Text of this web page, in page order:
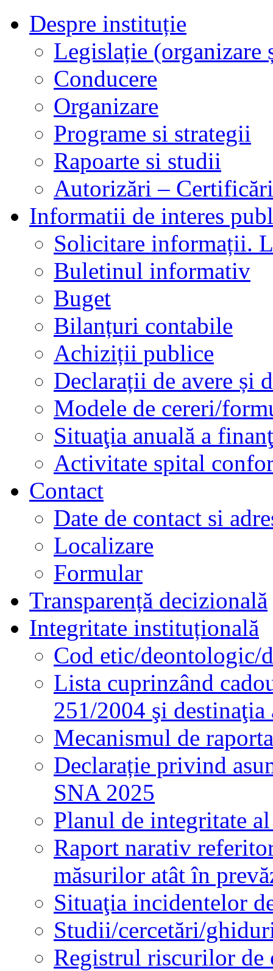
Despre instituție
Legislație
Conducere
Organizare
Programe si strategii
Rapoarte si studii
Autorizări –
Informatii de interes
Solicitare informații.
Buletinul informativ
Buget
Bilanțuri contabile
Achiziții publice
Declarații de avere și
Modele de cereri/
Situaţia anuală a
Activitate spital
Contact
Date de contact si
Localizare
Formular
Transparență decizională
Integritate instituțională
Cod etic/deontologic/
Lista cuprinzând
251/2004 şi destinaţia
Mecanismul de
Declarație privind
SNA 2025
Planul de integritate
Raport narativ
măsurilor atât în
Situaţia incidentelor
Studii/cercetări/
Registrul riscurilor de